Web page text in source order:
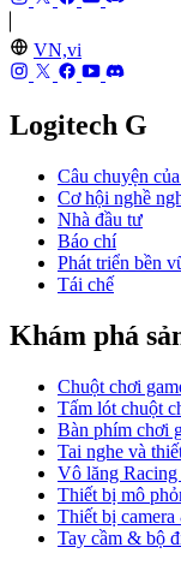
VN,vi
Logitech G
Câu chuyện
Cơ hội nghề
Nhà đầu tư
Báo chí
Phát triển bền
Tái chế
Khám phá
Chuột chơi
Tấm lót chuột
Bàn phím chơi
Tai nghe và
Vô lăng Racing
Thiết bị mô
Thiết bị camera
Tay cầm & bộ